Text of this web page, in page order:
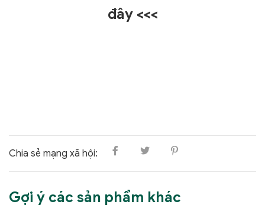
đây <<<
Chia sẻ mạng xã hội:
Gợi ý các sản phẩm khác